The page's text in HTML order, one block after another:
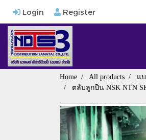
Login Register
Home All products
แ
ตลับลูกปืน NSK NTN